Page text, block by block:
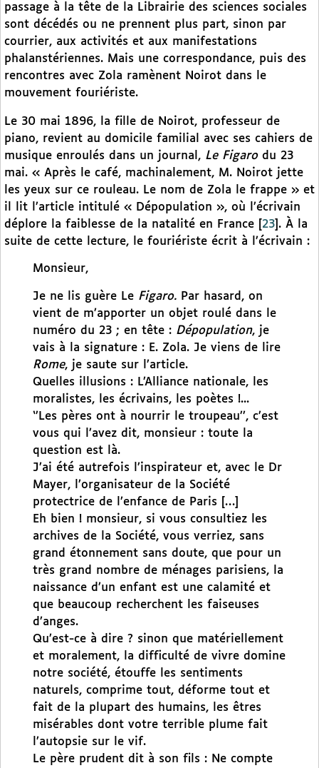
passage à la tête de la Librairie des sciences sociales
sont décédés ou ne prennent plus part, sinon par
courrier, aux activités et aux manifestations
phalanstériennes. Mais une correspondance, puis des
rencontres avec Zola ramènent Noirot dans le
mouvement fouriériste.
Le 30 mai 1896, la fille de Noirot, professeur de
piano, revient au domicile familial avec ses cahiers de
musique enroulés dans un journal, Le Figarodu 23
mai. « Après le café, machinalement, M. Noirot jette
les yeux sur ce rouleau. Le nom de Zola le frappe » et
il lit l’article intitulé « Dépopulation », où l’écrivain
déplore la faiblesse de la natalité en France
23 . À la
suite de cette lecture, le fouriériste écrit à l’écrivain :
Monsieur,
Je ne lis guère Le Figaro. Par hasard, on
vient de m’apporter un objet roulé dans le
numéro du 23 ; en tête : Dépopulation, je
vais à la signature : E. Zola. Je viens de lire
Rome, je saute sur l’article.
Quelles illusions : L’Alliance nationale, les
moralistes, les écrivains, les poètes !...
‘’Les pères ont à nourrir le troupeau’’, c’est
vous qui l’avez dit, monsieur : toute la
question est là.
J’ai été autrefois l’inspirateur et, avec le Dr
Mayer, l’organisateur de la Société
protectrice de l’enfance de Paris […]
Eh bien ! monsieur, si vous consultiez les
archives de la Société, vous verriez, sans
grand étonnement sans doute, que pour un
très grand nombre de ménages parisiens, la
naissance d’un enfant est une calamité et
que beaucoup recherchent les faiseuses
d’anges.
Qu’est-ce à dire ? sinon que matériellement
et moralement, la difficulté de vivre domine
notre société, étouffe les sentiments
naturels, comprime tout, déforme tout et
fait de la plupart des humains, les êtres
misérables dont votre terrible plume fait
l’autopsie sur le vif.
Le père prudent dit à son fils : Ne compte